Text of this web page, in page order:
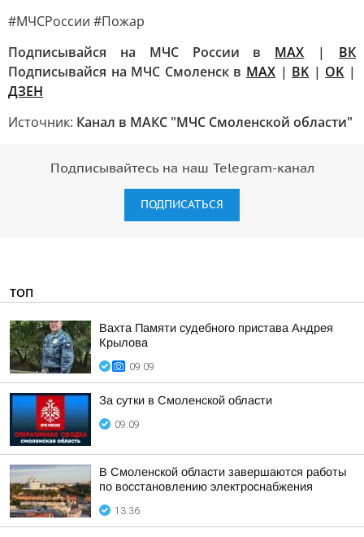
#МЧСРоссии #Пожар
Подписывайся на МЧС России в MAX | ВК
Подписывайся на МЧС Смоленск в MAX | BK | OK |
ДЗЕН
Источник: Канал в МАКС "МЧС Смоленской области"
Подписывайтесь на наш Telegram-канал
ПОДПИСАТЬСЯ
ТОП
Вахта Памяти судебного пристава Андрея
Крылова
09:09
За сутки в Смоленской области
09:09
В Смоленской области завершаются работы
по восстановлению электроснабжения
13:36